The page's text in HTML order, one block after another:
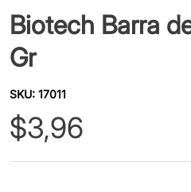
Biotech Barra
Gr
SKU:17011
$3,96